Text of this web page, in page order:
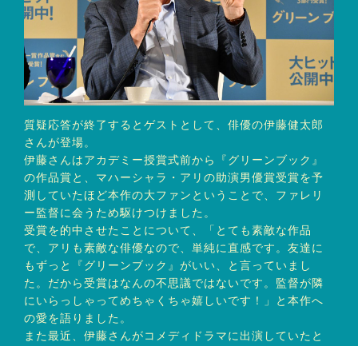
質疑応答が終了するとゲストとして、俳優の伊藤健太郎
さんが登場。
伊藤さんはアカデミー授賞式前から『グリーンブック』
の作品賞と、マハーシャラ・アリの助演男優賞受賞を予
測していたほど本作の大ファンということで、ファレリ
ー監督に会うため駆けつけました。
受賞を的中させたことについて、「とても素敵な作品
で、アリも素敵な俳優なので、単純に直感です。友達に
もずっと『グリーンブック』がいい、と言っていまし
た。だから受賞はなんの不思議ではないです。監督が隣
にいらっしゃってめちゃくちゃ嬉しいです！」と本作へ
の愛を語りました。
また最近、伊藤さんがコメディドラマに出演していたと